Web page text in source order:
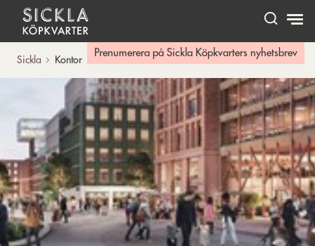
Hem
Prenumerera på Sickla Köpkvarters nyhetsbrev
Sickla Kontor